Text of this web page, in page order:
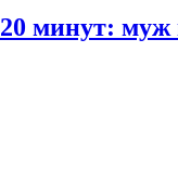
минут: муж